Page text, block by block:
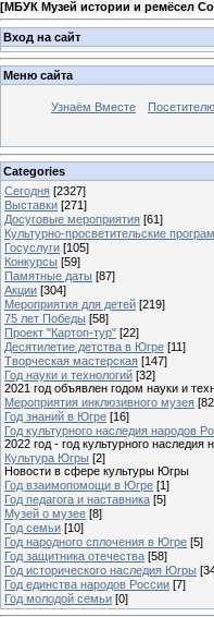
[МБУК Музей истории и ремёсел
Вход на сайт
Меню сайта
Узнаём Вместе Посетителю
Categories
Сегодня [2327]
Выставки [271]
Досуговые мероприятия [61]
Культурно-просветительские
Госуслуги [105]
Конкурсы [59]
Памятные даты [87]
Акции [304]
Мероприятия для детей [219]
75 лет Победы [58]
Проект "Картоп-тур" [22]
Десятилетие детства в Югре [11]
Творческая мастерская [147]
Год науки и технологий [32]
2021 год объявлен годом науки и
Мероприятия инклюзивного музея
Год знаний в Югре [16]
Год культурного наследия народов
2022 год - год культурного наследия
Культура Югры [2]
Новости в сфере культуры Югры
Год взаимопомощи в Югре [1]
Год педагога и наставника [5]
Музей о музее [8]
Год семьи [10]
Год народного сплочения в Югре [5]
Год защитника отечества [58]
Год исторического наследия Югры
Год единства народов России [7]
Год молодой семьи [0]